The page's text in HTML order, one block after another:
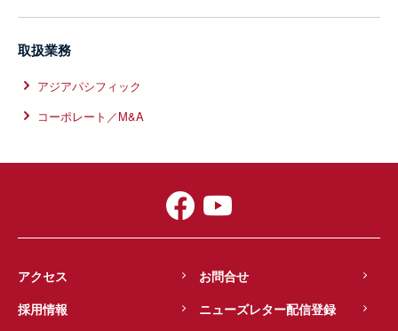
取扱業務
アジアパシフィック
コーポレート／M&A
アクセス
お問合せ
採用情報
ニューズレター配信登録